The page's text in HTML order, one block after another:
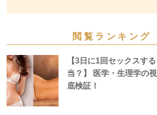
閲覧ランキング
【3日に1回セックスす
当？】 医学・生理学の
底検証！